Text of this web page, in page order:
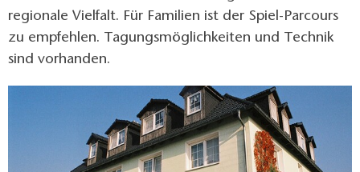
regionale Vielfalt. Für Familien ist der Spiel-Parcours
zu empfehlen. Tagungsmöglichkeiten und Technik
sind vorhanden.